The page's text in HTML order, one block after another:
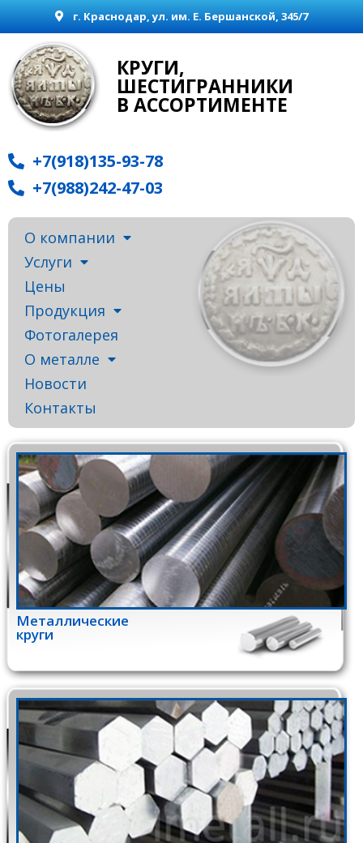
г. Краснодар, ул. им. Е. Бершанской, 345/7
КРУГИ,
ШЕСТИГРАННИКИ
В АССОРТИМЕНТЕ
+7(918)135-93-78
+7(988)242-47-03
О компании
Услуги
Цены
Продукция
Фотогалерея
О металле
Новости
Контакты
Металлические
круги